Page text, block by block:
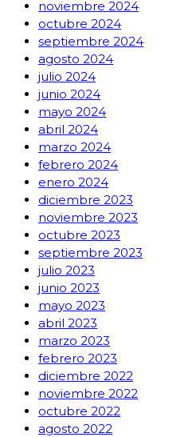
noviembre 2024
octubre 2024
septiembre 2024
agosto 2024
julio 2024
junio 2024
mayo 2024
abril 2024
marzo 2024
febrero 2024
enero 2024
diciembre 2023
noviembre 2023
octubre 2023
septiembre 2023
julio 2023
junio 2023
mayo 2023
abril 2023
marzo 2023
febrero 2023
diciembre 2022
noviembre 2022
octubre 2022
agosto 2022